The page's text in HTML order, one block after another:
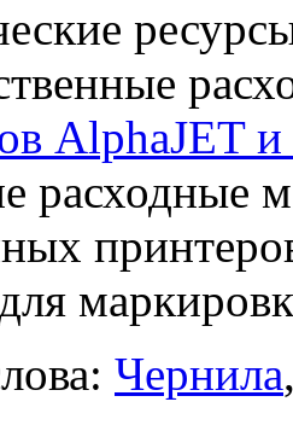
AlphaJET
расходные
Чернила